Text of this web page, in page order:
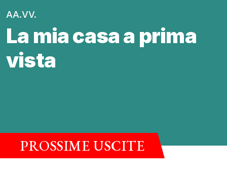
AA.VV.
La mia casa a prima
vista
PROSSIME USCITE